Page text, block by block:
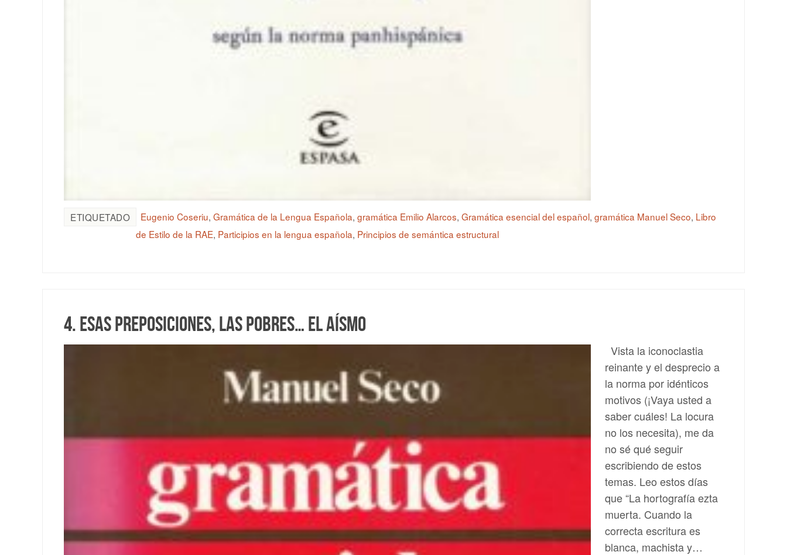
ETIQUETADO Eugenio Coseriu, Gramática de la Lengua Española, gramática Emilio Alarcos, Gramática esencial del español, gramática Manuel Seco, Libro
de Estilo de la RAE, Participios en la lengua española, Principios de semántica estructural
4. Esas preposiciones, las pobres… El aísmo
Vista la iconoclastia
reinante y el desprecio a
la norma por idénticos
motivos (¡Vaya usted a
saber cuáles! La locura
no los necesita), me da
no sé qué seguir
escribiendo de estos
temas. Leo estos días
que “La hortografía ezta
muerta. Cuando la
correcta escritura es
blanca, machista y…